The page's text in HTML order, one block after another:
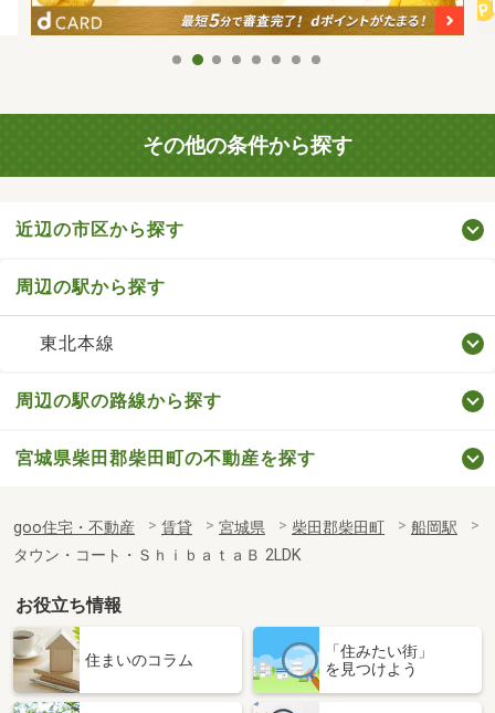
その他の条件から探す
近辺の市区から探す
周辺の駅から探す
東北本線
周辺の駅の路線から探す
宮城県柴田郡柴田町の不動産を探す
goo住宅・不動産 賃貸 宮城県 柴田郡柴田町
船岡駅
タウン・コート・ＳｈｉｂａｔａＢ 2LDK
お役立ち情報
住まいのコラム
「住みたい街」
を見つけよう